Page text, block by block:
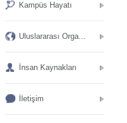
Kampüs Hayatı
Uluslararası Orga...
İnsan Kaynakları
İletişim